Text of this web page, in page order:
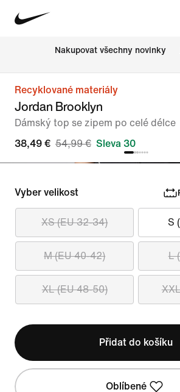
Nakupovat všechny novinky
Recyklované materiály
Jordan Brooklyn
Dámský top se zipem po celé délce
38,49 € 54,99 € Sleva 30
Vyber velikost
XS (EU 32-34) S
M (EU 40-42) L
XL (EU 48-50)
Přidat do košíku
Oblíbené